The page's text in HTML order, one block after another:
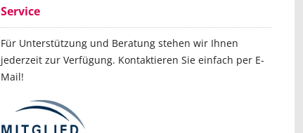
Service
Für Unterstützung und Beratung stehen wir Ihnen
jederzeit zur Verfügung. Kontaktieren Sie einfach per E-
Mail!